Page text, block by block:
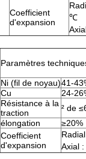
Coefficient
d'expansion
℃
Paramètres
Ni (fil de noyau)41-
Cu
24-
Résistance à la
traction
² de
élongation
≥20%
Coefficient
d'expansion
Axial